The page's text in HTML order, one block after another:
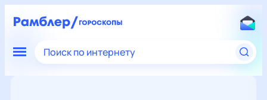
Поиск по интернету